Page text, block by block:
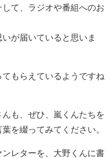
て、ラジオや番組へのお
が届いていると思いま
もらえているようですね
も、ぜひ、嵐くんたちを
を綴ってみてください。
レターを、大野くんに書